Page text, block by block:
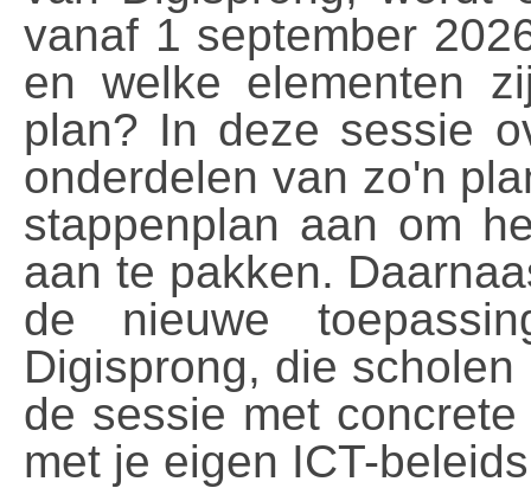
vanaf 1 september
en welke elementen
plan? In deze sessie
onderdelen van zo'n
stappenplan aan om
aan te pakken.
de nieuwe
Digisprong, die
de sessie met
met je eigen ICT-